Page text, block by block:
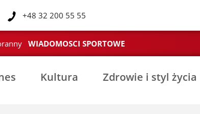
+48 32 200 55 55
WIADOMOSCI SPORTOWE
Kultura Zdrowie i styl życia